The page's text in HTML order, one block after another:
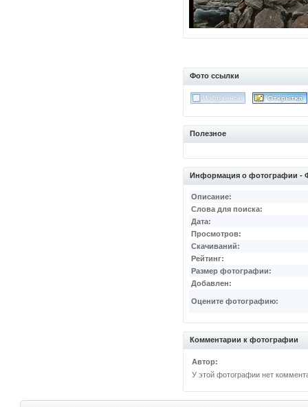
Фото ссылки
Полезное
Информация о фотографии -
Описание:
Слова для поиска:
Дата:
Просмотров:
Скачиваний:
Рейтинг:
Размер фотографии:
Добавлен:
Оцените фотографию:
Комментарии к фотографии
Автор:
У этой фотографии нет